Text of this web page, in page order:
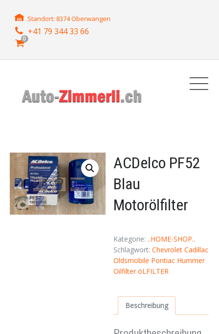
Standort: 8374 Oberwangen
+41 79 344 33 66
0
ACDelco PF52
Blau
Motorölfilter
Kategorie:..HOME-SHOP..
Schlagwort:Chevrolet Cadillac
Oldsmobile Pontiac Hummer
Oilfilter öLFILTER
Beschreibung